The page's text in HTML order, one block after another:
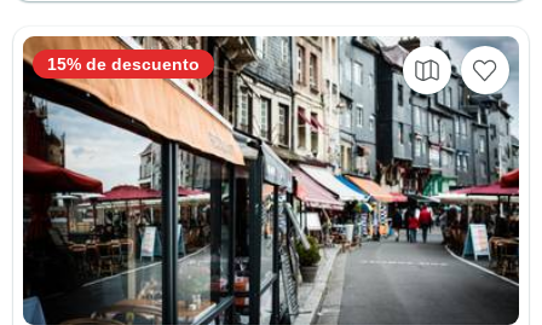
15% de descuento